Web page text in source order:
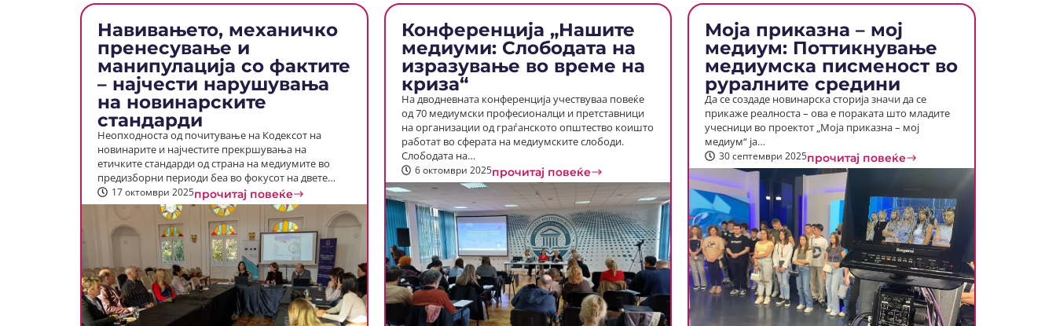
Навивањето, механичко
пренесување и
манипулација со фактите
– најчести нарушувања
на новинарските
стандарди
Неопходноста од почитување на Кодексот на
новинарите и најчестите прекршувања на
етичките стандарди од страна на медиумите во
предизборни периоди беа во фокусот на двете…
17 октомври 2025прочитај повеќе
Конференција „Нашите
медиуми: Слободата на
изразување во време на
криза“
На дводневната конференција учествуваа повеќе
од 70 медиумски професионалци и претставници
на организации од граѓанското општество коишто
работат во сферата на медиумските слободи.
Слободата на…
6 октомври 2025прочитај повеќе
Моја приказна – мој
медиум: Поттикнување
медиумска писменост во
руралните средини
Да се создаде новинарска сторија значи да се
прикаже реалноста – ова е пораката што младите
учесници во проектот „Моја приказна – мој
медиум“ ја…
30 септември 2025прочитај повеќе